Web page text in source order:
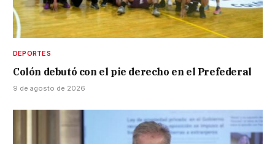
DEPORTES
Colón debutó con el pie derecho en el Prefederal
9 de agosto de 2026